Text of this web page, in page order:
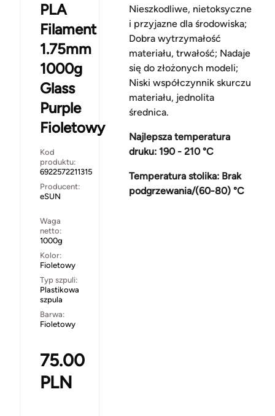
PLA
Filament
1.75mm
1000g
Glass
Purple
Fioletowy
Kod
produktu:
6922572211315
Producent:
eSUN
Waga
netto:
1000g
Kolor:
Fioletowy
Typ szpuli:
Plastikowa
szpula
Barwa:
Fioletowy
75.00
PLN
Nieszkodliwe, nietoksyczne
i przyjazne dla środowiska;
Dobra wytrzymałość
materiału, trwałość; Nadaje
się do złożonych modeli;
Niski współczynnik skurczu
materiału, jednolita
średnica.
Najlepsza temperatura
druku: 190 - 210 °C
Temperatura stolika: Brak
podgrzewania/(60-80) °C